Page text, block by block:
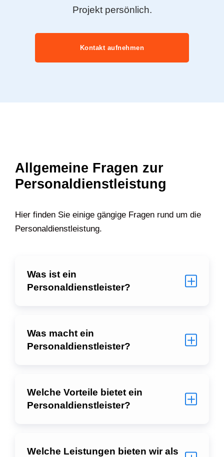
Projekt persönlich.
Kontakt aufnehmen
Allgemeine Fragen zur
Personaldienstleistung
Hier finden Sie einige gängige Fragen rund um die
Personaldienstleistung.
Was ist ein
Personaldienstleister?
Was macht ein
Personaldienstleister?
Welche Vorteile bietet ein
Personaldienstleister?
Welche Leistungen bieten wir als